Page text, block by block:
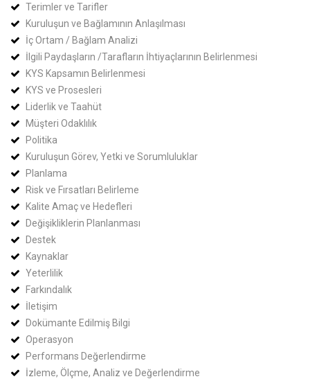
Terimler ve Tarifler
Kuruluşun ve Bağlamının Anlaşılması
İç Ortam / Bağlam Analizi​
İlgili Paydaşların /Tarafların İhtiyaçlarının Belirlenmesi
KYS Kapsamın Belirlenmesi
KYS ve Prosesleri
Liderlik ve Taahüt
Müşteri Odaklılık
Politika
Kuruluşun Görev, Yetki ve Sorumluluklar
Planlama
Risk ve Fırsatları Belirleme
Kalite Amaç ve Hedefleri
Değişikliklerin Planlanması
Destek
Kaynaklar
Yeterlilik
Farkındalık
İletişim
Dokümante Edilmiş Bilgi
Operasyon
Performans Değerlendirme
İzleme, Ölçme, Analiz ve Değerlendirme​